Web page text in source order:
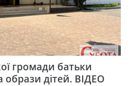
громади батьки
дітей. ВІДЕО